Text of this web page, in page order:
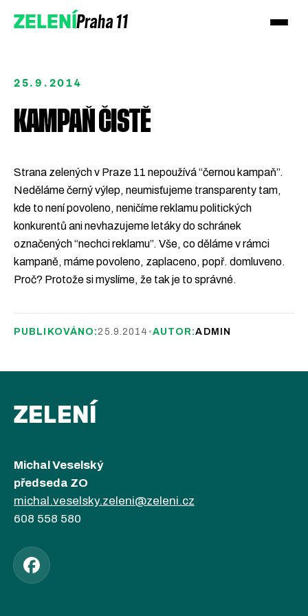
ZELENÍPraha 11
Podpořte nás
Přidejte se
25.9.2014
KAMPAŇ ČISTĚ
Strana zelených v Praze 11 nepoužívá “černou kampaň”.
Neděláme černý výlep, neumisťujeme transparenty tam,
kde to není povoleno, neničíme reklamu politických
konkurentů ani nevhazujeme letáky do schránek
označených “nechci reklamu”. Vše, co děláme v rámci
kampaně, máme povoleno, zaplaceno, popř. domluveno.
Proč? Protože si myslíme, že tak je to správné.
PUBLIKOVÁNO:25.9.2014 •AUTOR:ADMIN
ZELENÍ
Michal Veselský
předseda ZO
michal.veselsky.zeleni@zeleni.cz
608 558 580